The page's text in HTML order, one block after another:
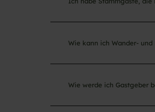
Wie kann ich Wander-
Wie werde ich Gastgeber